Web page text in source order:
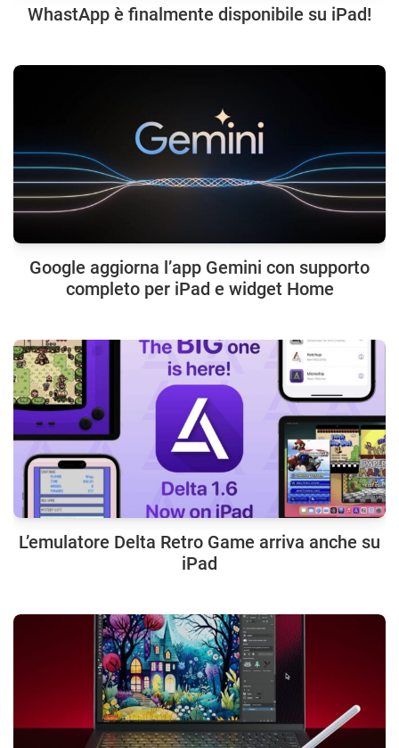
WhastApp è finalmente disponibile su iPad!
Google aggiorna l’app Gemini con supporto
completo per iPad e widget Home
L’emulatore Delta Retro Game arriva anche su
iPad